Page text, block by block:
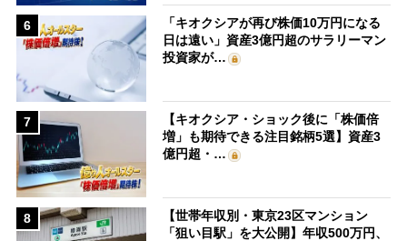
6
「キオクシアが再び株価10万円になる
日は遠い」資産3億円超のサラリーマン
投資家が…
7
【キオクシア・ショック後に「株価倍
増」も期待できる注目銘柄5選】資産3
億円超・…
8
【世帯年収別・東京23区マンション
「狙い目駅」を大公開】年収500万円、